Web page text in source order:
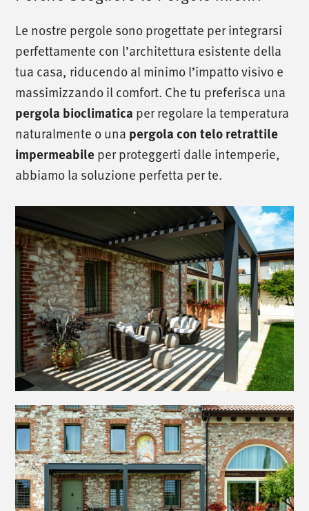
Le nostre pergole sono progettate per integrarsi
perfettamente con l’architettura esistente della
tua casa, riducendo al minimo l’impatto visivo e
massimizzando il comfort. Che tu preferisca una
pergola bioclimaticaper regolare la temperatura
naturalmente o una pergola con telo retrattile
impermeabileper proteggerti dalle intemperie,
abbiamo la soluzione perfetta per te.